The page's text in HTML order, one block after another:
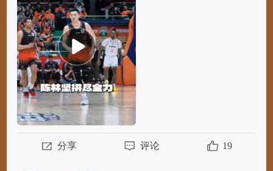
城之名# ​
分享 评论 19